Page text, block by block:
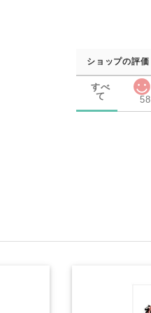
ショップの評価
すべ
て
58